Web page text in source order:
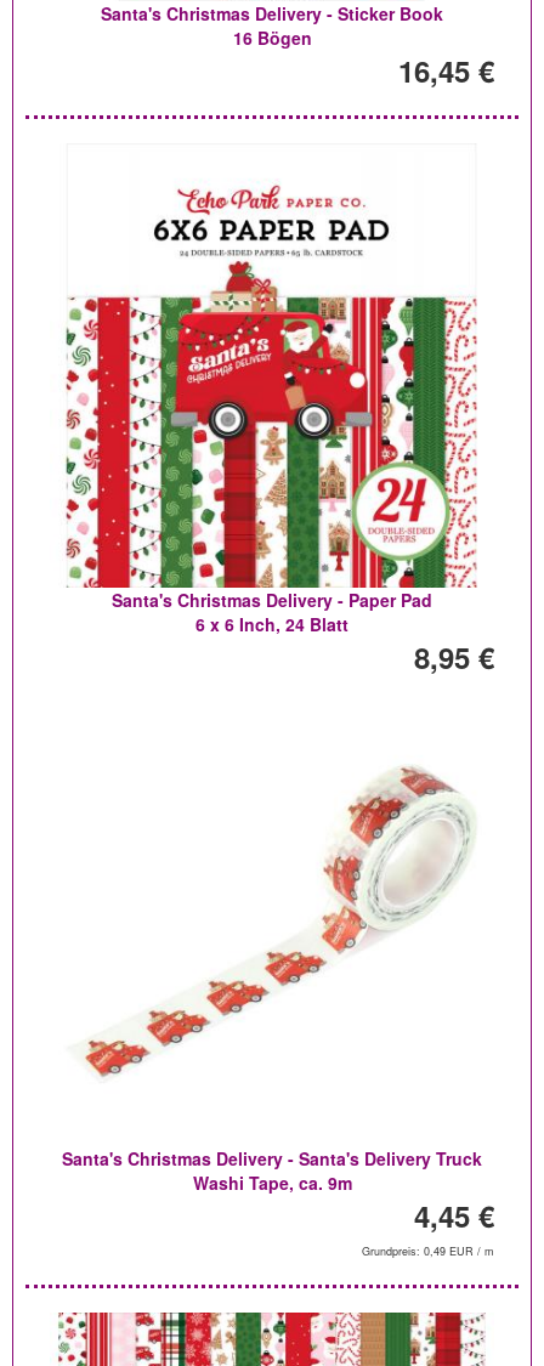
Santa's Christmas Delivery - Sticker Book
16 Bögen
16,45 €
Santa's Christmas Delivery - Paper Pad
6 x 6 Inch, 24 Blatt
8,95 €
Santa's Christmas Delivery - Santa's Delivery Truck
Washi Tape, ca. 9m
4,45 €
Grundpreis: 0,49 EUR / m